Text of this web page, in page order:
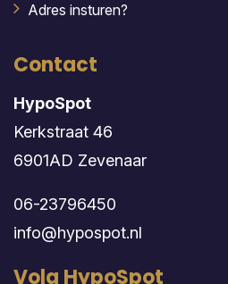
Adres insturen?
Contact
HypoSpot
Kerkstraat 46
6901AD Zevenaar
06-23796450
info@hypospot.nl
Volg HypoSpot